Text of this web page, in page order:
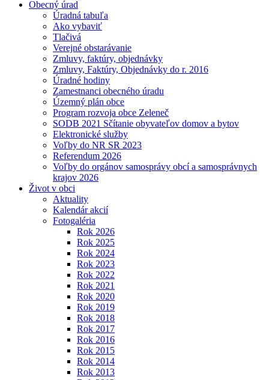
Obecný úrad
Úradná tabuľa
Ako vybaviť
Tlačivá
Verejné obstarávanie
Zmluvy, faktúry, objednávky
Zmluvy, Faktúry, Objednávky do r. 2016
Úradné hodiny
Zamestnanci obecného úradu
Územný plán obce
Program rozvoja obce Zeleneč
SODB 2021 Sčítanie obyvateľov domov a bytov
Elektronické služby
Voľby do NR SR 2023
Referendum 2026
Voľby do orgánov samosprávy obcí a samosprávnych
krajov 2026
Život v obci
Aktuality
Kalendár akcií
Fotogaléria
Rok 2026
Rok 2025
Rok 2024
Rok 2023
Rok 2022
Rok 2021
Rok 2020
Rok 2019
Rok 2018
Rok 2017
Rok 2016
Rok 2015
Rok 2014
Rok 2013